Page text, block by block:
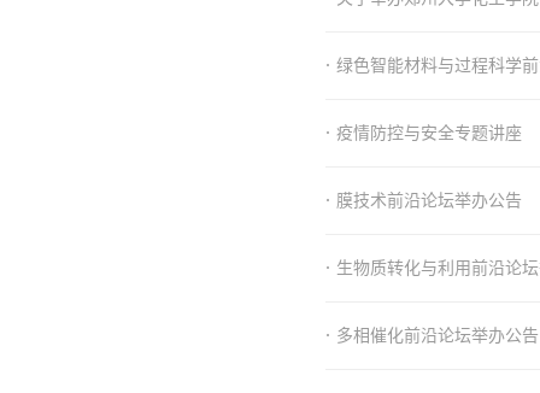
· 绿色智能材料与过程科学
· 疫情防控与安全专题讲座
· 膜技术前沿论坛举办公告
· 生物质转化与利用前沿论
· 多相催化前沿论坛举办公告